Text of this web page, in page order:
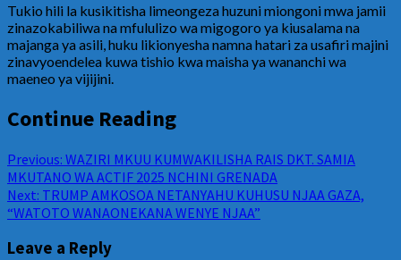
Tukio hili la kusikitisha limeongeza huzuni miongoni mwa jamii
zinazokabiliwa na mfululizo wa migogoro ya kiusalama na
majanga ya asili, huku likionyesha namna hatari za usafiri majini
zinavyoendelea kuwa tishio kwa maisha ya wananchi wa
maeneo ya vijijini.
Continue Reading
Previous: WAZIRI MKUU KUMWAKILISHA RAIS DKT. SAMIA
MKUTANO WA ACTIF 2025 NCHINI GRENADA
Next: TRUMP AMKOSOA NETANYAHU KUHUSU NJAA GAZA,
“WATOTO WANAONEKANA WENYE NJAA”
Leave a Reply